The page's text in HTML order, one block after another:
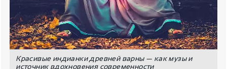
Красивые индианки древней варны — как музы и
источник вдохновения современности